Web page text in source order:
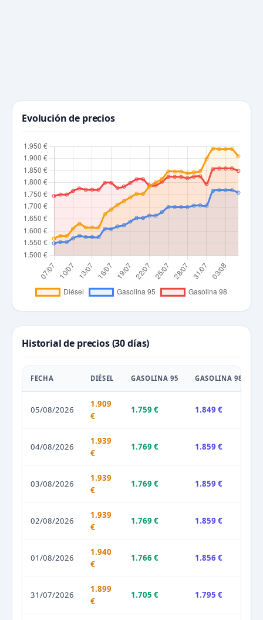
Evolución de precios
Historial de precios (30 días)
FECHA DIÉSEL GASOLINA 95 GASOLINA 98
05/08/2026
1.909
€
1.759 € 1.849 €
04/08/2026
1.939
€
1.769 € 1.859 €
03/08/2026
1.939
€
1.769 € 1.859 €
02/08/2026
1.939
€
1.769 € 1.859 €
01/08/2026
1.940
€
1.766 € 1.856 €
31/07/2026
1.899
€
1.705 € 1.795 €